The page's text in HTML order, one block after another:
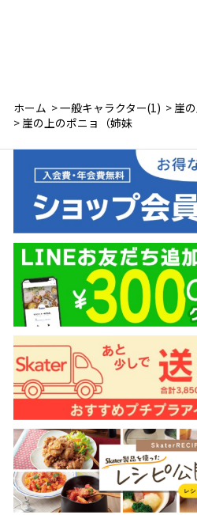
ホーム >一般キャラクター(1) > 崖
> 崖の上のポニョ（姉妹